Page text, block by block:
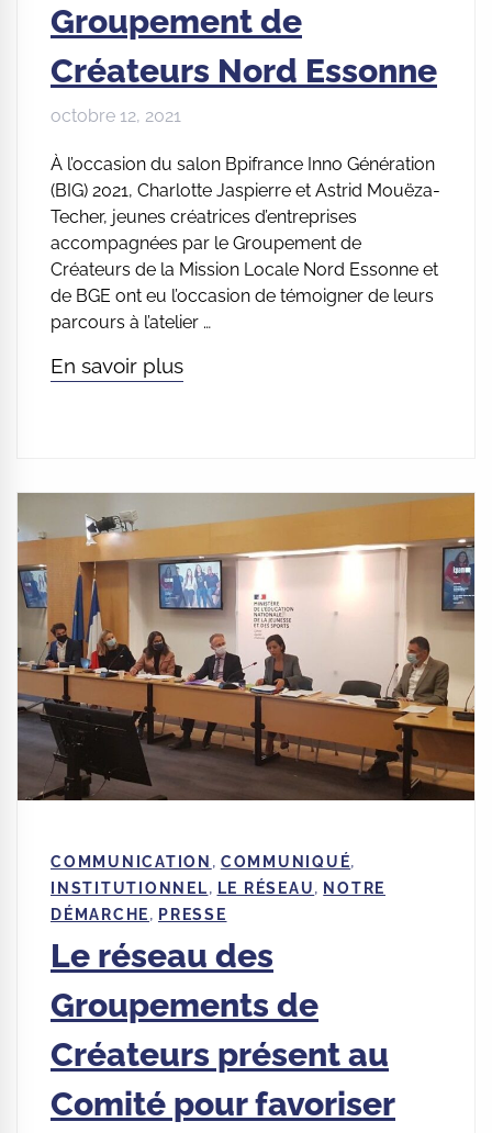
Groupement de
Créateurs Nord Essonne
octobre 12, 2021
À l’occasion du salon Bpifrance Inno Génération
(BIG) 2021, Charlotte Jaspierre et Astrid Mouëza-
Techer, jeunes créatrices d’entreprises
accompagnées par le Groupement de
Créateurs de la Mission Locale Nord Essonne et
de BGE ont eu l’occasion de témoigner de leurs
parcours à l’atelier …
En savoir plus
COMMUNICATION , COMMUNIQUÉ,
INSTITUTIONNEL, LE RÉSEAU, NOTRE
DÉMARCHE, PRESSE
Le réseau des
Groupements de
Créateurs présent au
Comité pour favoriser